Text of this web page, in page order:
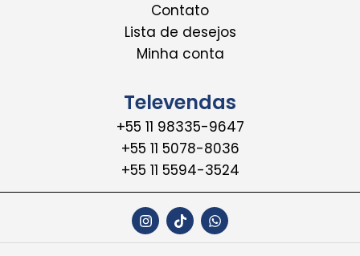
Contato
Lista de desejos
Minha conta
Televendas
+55 11 98335-9647
+55 11 5078-8036
+55 11 5594-3524